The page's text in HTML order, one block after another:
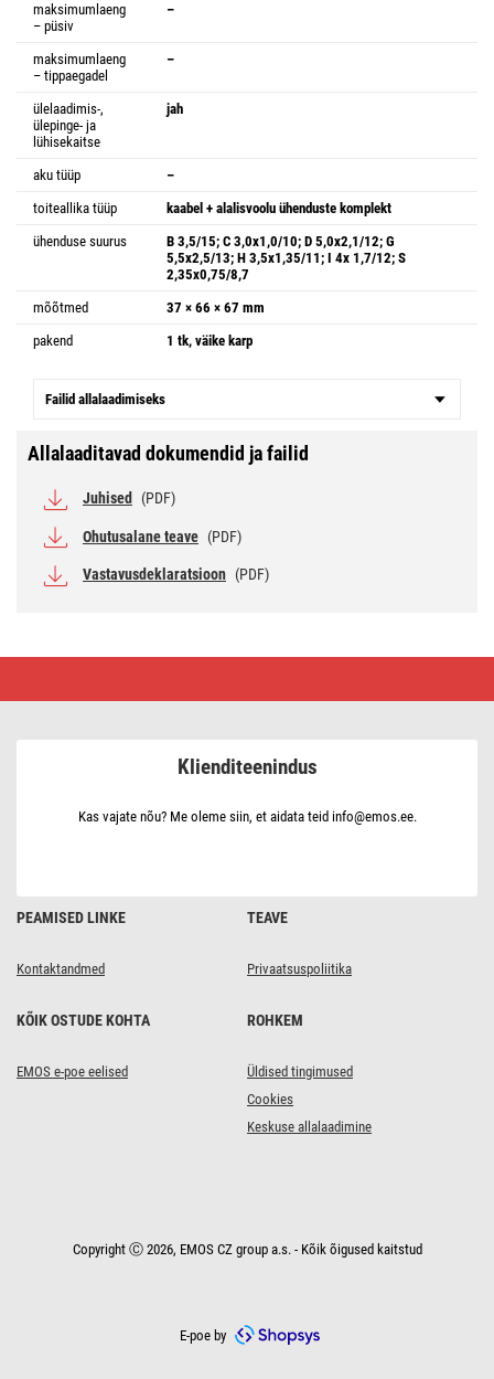
maksimumlaeng
– püsiv
–
maksimumlaeng
– tippaegadel
–
ülelaadimis-,
ülepinge- ja
lühisekaitse
jah
aku tüüp
–
toiteallika tüüp
kaabel + alalisvoolu ühenduste komplekt
ühenduse suurus
B 3,5/15; C 3,0x1,0/10; D 5,0x2,1/12; G
5,5x2,5/13; H 3,5x1,35/11; I 4x 1,7/12; S
2,35x0,75/8,7
mõõtmed
37 × 66 × 67 mm
pakend
1 tk, väike karp
Failid allalaadimiseks
Allalaaditavad dokumendid ja failid
Juhised (PDF)
Ohutusalane teave (PDF)
Vastavusdeklaratsioon (PDF)
PEAMISED LINKE
Kontaktandmed
TEAVE
Privaatsuspoliitika
KÕIK OSTUDE KOHTA
EMOS e-poe eelised
ROHKEM
Üldised tingimused
Cookies
Keskuse allalaadimine
Klienditeenindus
Kas vajate nõu? Me oleme siin, et aidata teid info@emos.ee.
Copyright Ⓒ 2026, EMOS CZ group a.s. - Kõik õigused kaitstud
E-poe by